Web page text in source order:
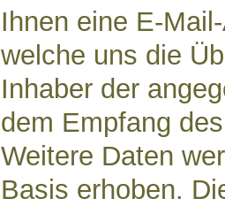
Ihnen eine E-
welche uns die
Inhaber der
dem Empfang
Weitere Daten
Basis erhoben.